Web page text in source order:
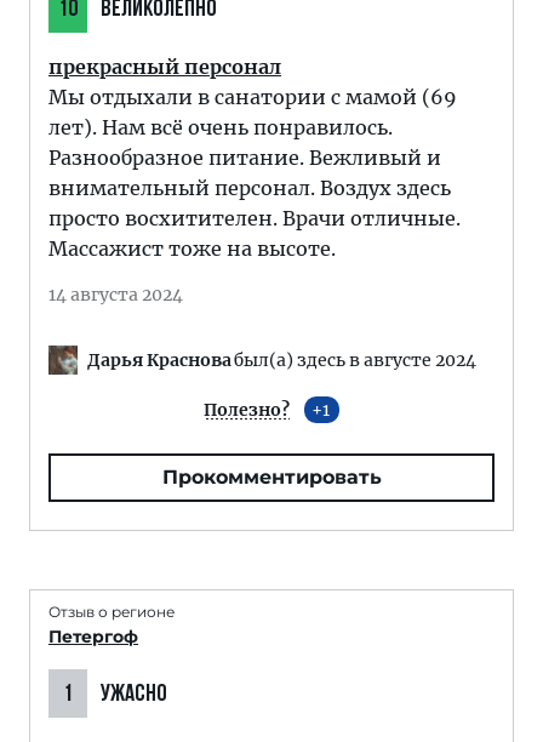
10 ВЕЛИКОЛЕПНО
прекрасный персонал
Мы отдыхали в санатории с мамой (69
лет). Нам всё очень понравилось.
Разнообразное питание. Вежливый и
внимательный персонал. Воздух здесь
просто восхитителен. Врачи отличные.
Массажист тоже на высоте.
14 августа 2024
Дарья Красновабыл(а) здесь в августе 2024
Полезно? 1
Прокомментировать
Отзыв о регионе
Петергоф
1 УЖАСНО